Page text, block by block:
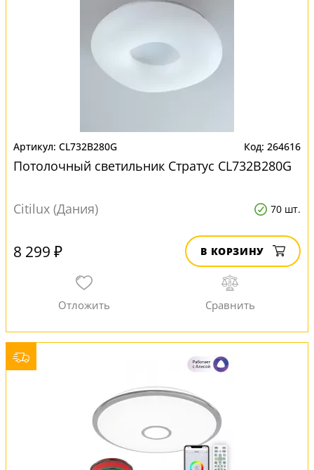
CL732B280G 264616
Потолочный светильник Стратус CL732B280G
Citilux (Дания) 70 шт.
8 299 ₽ В КОРЗИНУ